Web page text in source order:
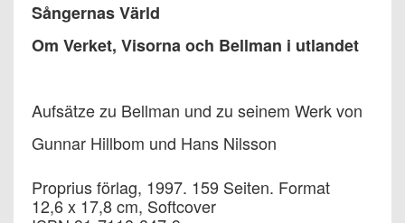
Sångernas Värld
Om Verket, Visorna och Bellman i utlandet
Aufsätze zu Bellman und zu seinem Werk von
Gunnar Hillbom und Hans Nilsson
Proprius förlag, 1997. 159 Seiten. Format
12,6 x 17,8 cm, Softcover